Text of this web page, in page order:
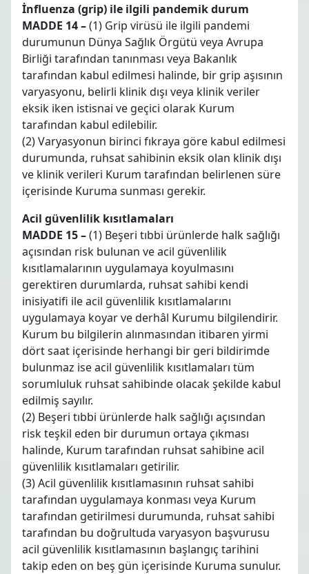
İnfluenza (grip) ile ilgili pandemik durum
MADDE 14 –(1) Grip virüsü ile ilgili pandemi
durumunun Dünya Sağlık Örgütü veya Avrupa
Birliği tarafından tanınması veya Bakanlık
tarafından kabul edilmesi halinde, bir grip aşısının
varyasyonu, belirli klinik dışı veya klinik veriler
eksik iken istisnai ve geçici olarak Kurum
tarafından kabul edilebilir.
(2) Varyasyonun birinci fıkraya göre kabul edilmesi
durumunda, ruhsat sahibinin eksik olan klinik dışı
ve klinik verileri Kurum tarafından belirlenen süre
içerisinde Kuruma sunması gerekir.
Acil güvenlilik kısıtlamaları
MADDE 15 –(1) Beşeri tıbbi ürünlerde halk sağlığı
açısından risk bulunan ve acil güvenlilik
kısıtlamalarının uygulamaya koyulmasını
gerektiren durumlarda, ruhsat sahibi kendi
inisiyatifi ile acil güvenlilik kısıtlamalarını
uygulamaya koyar ve derhâl Kurumu bilgilendirir.
Kurum bu bilgilerin alınmasından itibaren yirmi
dört saat içerisinde herhangi bir geri bildirimde
bulunmaz ise acil güvenlilik kısıtlamaları tüm
sorumluluk ruhsat sahibinde olacak şekilde kabul
edilmiş sayılır.
(2) Beşeri tıbbi ürünlerde halk sağlığı açısından
risk teşkil eden bir durumun ortaya çıkması
halinde, Kurum tarafından ruhsat sahibine acil
güvenlilik kısıtlamaları getirilir.
(3) Acil güvenlilik kısıtlamasının ruhsat sahibi
tarafından uygulamaya konması veya Kurum
tarafından getirilmesi durumunda, ruhsat sahibi
tarafından bu doğrultuda varyasyon başvurusu
acil güvenlilik kısıtlamasının başlangıç tarihini
takip eden on beş gün içerisinde Kuruma sunulur.